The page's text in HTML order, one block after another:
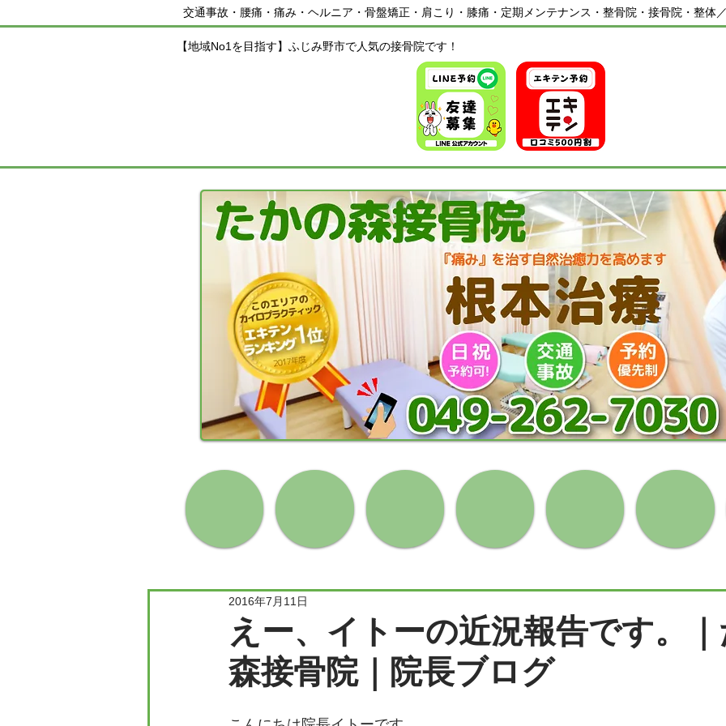
交通事故・腰痛・痛み・ヘルニア・骨盤矯正・肩こり・膝痛・定期メンテナンス・整骨院・接骨院・整体
えー、イトーの近況報告です。
森接骨院｜院長ブログ
2016年7月11日
【地域No1を目指す】ふじみ野市で人気の接骨院です！